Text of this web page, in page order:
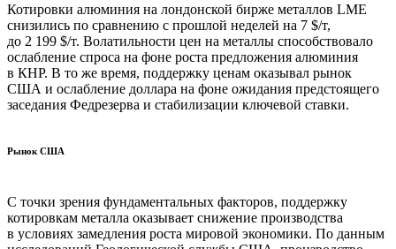
Котировки алюминия на лондонской бирже металлов LME
снизились по сравнению с прошлой неделей на 7 $/т,
до 2 199 $/т. Волатильности цен на металлы способствовало
ослабление спроса на фоне роста предложения алюминия
в КНР. В то же время, поддержку ценам оказывал рынок
США и ослабление доллара на фоне ожидания предстоящего
заседания Федрезерва и стабилизации ключевой ставки.
Рынок США
С точки зрения фундаментальных факторов, поддержку
котировкам металла оказывает снижение производства
в условиях замедления роста мировой экономики. По данным